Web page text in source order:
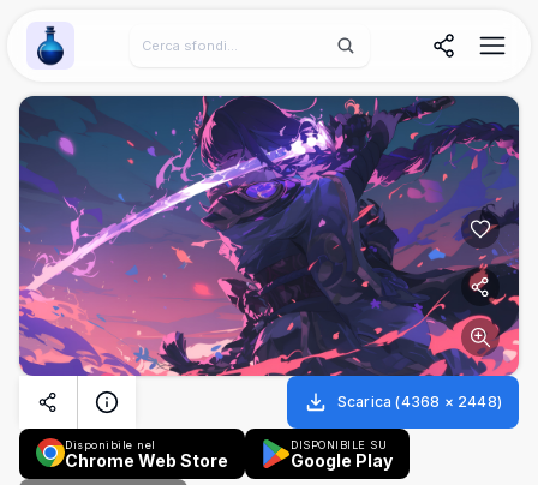
Wallpaper Alchemy
Scarica (4368 × 2448)
Disponibile nel
Chrome Web Store
DISPONIBILE SU
Google Play